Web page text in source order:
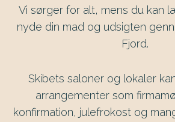
Vi sørger for alt, mens du kan
nyde din mad og udsigten
Fjord.
Skibets saloner og lokaler
arrangementer som
konfirmation, julefrokost og